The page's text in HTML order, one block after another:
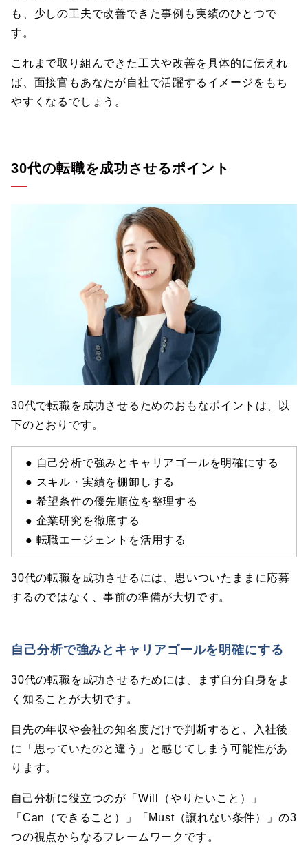
も、少しの工夫で改善できた事例も実績のひとつで
す。
これまで取り組んできた工夫や改善を具体的に伝えれ
ば、面接官もあなたが自社で活躍するイメージをもち
やすくなるでしょう。
30代の転職を成功させるポイント
30代で転職を成功させるためのおもなポイントは、以
下のとおりです。
● 自己分析で強みとキャリアゴールを明確にする
● スキル・実績を棚卸しする
● 希望条件の優先順位を整理する
● 企業研究を徹底する
● 転職エージェントを活用する
30代の転職を成功させるには、思いついたままに応募
するのではなく、事前の準備が大切です。
自己分析で強みとキャリアゴールを明確にする
30代の転職を成功させるためには、まず自分自身をよ
く知ることが大切です。
目先の年収や会社の知名度だけで判断すると、入社後
に「思っていたのと違う」と感じてしまう可能性があ
ります。
自己分析に役立つのが「Will（やりたいこと）」
「Can（できること）」「Must（譲れない条件）」の3
つの視点からなるフレームワークです。